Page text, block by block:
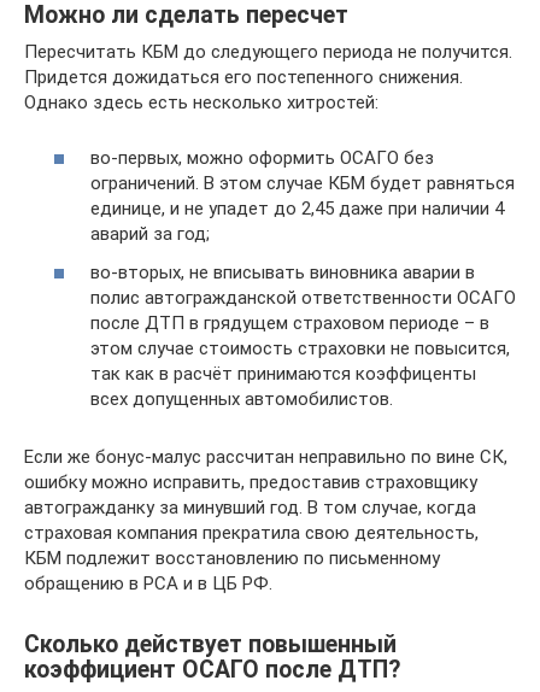
Можно ли сделать пересчет
Пересчитать КБМ до следующего периода не получится.
Придется дожидаться его постепенного снижения.
Однако здесь есть несколько хитростей:
во-первых, можно оформить ОСАГО без
ограничений. В этом случае КБМ будет равняться
единице, и не упадет до 2,45 даже при наличии 4
аварий за год;
во-вторых, не вписывать виновника аварии в
полис автогражданской ответственности ОСАГО
после ДТП в грядущем страховом периоде – в
этом случае стоимость страховки не повысится,
так как в расчёт принимаются коэффиценты
всех допущенных автомобилистов.
Если же бонус-малус рассчитан неправильно по вине СК,
ошибку можно исправить, предоставив страховщику
автогражданку за минувший год. В том случае, когда
страховая компания прекратила свою деятельность,
КБМ подлежит восстановлению по письменному
обращению в РСА и в ЦБ РФ.
Сколько действует повышенный
коэффициент ОСАГО после ДТП?